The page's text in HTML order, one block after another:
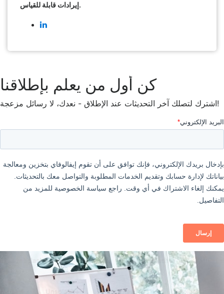
إيرادات قابلة للقياس.
كن أول من يعلم بإطلاقنا
اشترك لتصلك آخر التحديثات عند الإطلاق - نعدك، لا رسائل مزعجة!